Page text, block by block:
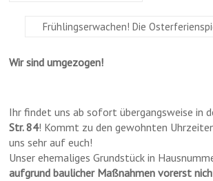
Frühlingserwachen! Die
Wir sind umgezogen!
Ihr findet uns ab sofort übergangsweise in
Str. 84! Kommt zu den gewohnten
uns sehr auf euch!
Unser ehemaliges Grundstück in
aufgrund baulicher Maßnahmen vorerst